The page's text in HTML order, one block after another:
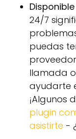
24/7
puedas
llamada
ayudarte
¡Algunos
plugin
asistirte -